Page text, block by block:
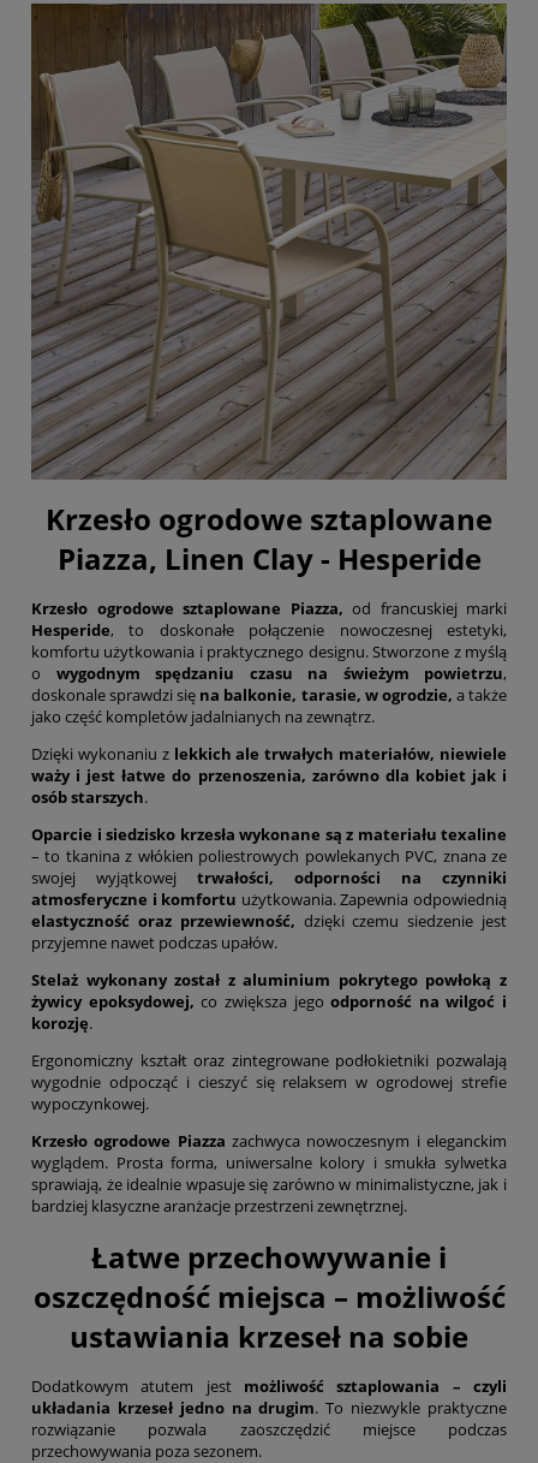
Krzesło ogrodowe sztaplowane
Piazza, Linen Clay - Hesperide
Krzesło ogrodowe sztaplowane Piazza, od francuskiej marki
Hesperide, to doskonałe połączenie nowoczesnej estetyki,
komfortu użytkowania i praktycznego designu. Stworzone z myślą
o wygodnym spędzaniu czasu na świeżym powietrzu,
doskonale sprawdzi się na balkonie, tarasie, w ogrodzie, a także
jako część kompletów jadalnianych na zewnątrz.
Dzięki wykonaniu zlekkich ale trwałych materiałów, niewiele
waży i jest łatwe do przenoszenia, zarówno dla kobiet jak i
osób starszych.
Oparcie i siedzisko krzesła wykonane są z materiału texaline
– to tkanina z włókien poliestrowych powlekanych PVC, znana ze
swojej wyjątkowej trwałości, odporności na czynniki
atmosferyczne i komfortu użytkowania. Zapewnia odpowiednią
elastyczność oraz przewiewność, dzięki czemu siedzenie jest
przyjemne nawet podczas upałów.
Stelaż wykonany został z aluminium pokrytego powłoką z
żywicy epoksydowej, co zwiększa jegoodporność na wilgoć i
korozję.
Ergonomiczny kształt oraz zintegrowane podłokietniki pozwalają
wygodnie odpocząć i cieszyć się relaksem w ogrodowej strefie
wypoczynkowej.
Krzesło ogrodowe Piazza zachwyca nowoczesnym i eleganckim
wyglądem. Prosta forma, uniwersalne kolory i smukła sylwetka
sprawiają, że idealnie wpasuje się zarówno w minimalistyczne, jak i
bardziej klasyczne aranżacje przestrzeni zewnętrznej.
Łatwe przechowywanie i
oszczędność miejsca – możliwość
ustawiania krzeseł na sobie
Dodatkowym atutem jest możliwość sztaplowania – czyli
układania krzeseł jedno na drugim. To niezwykle praktyczne
rozwiązanie pozwala zaoszczędzić miejsce podczas
przechowywania poza sezonem.